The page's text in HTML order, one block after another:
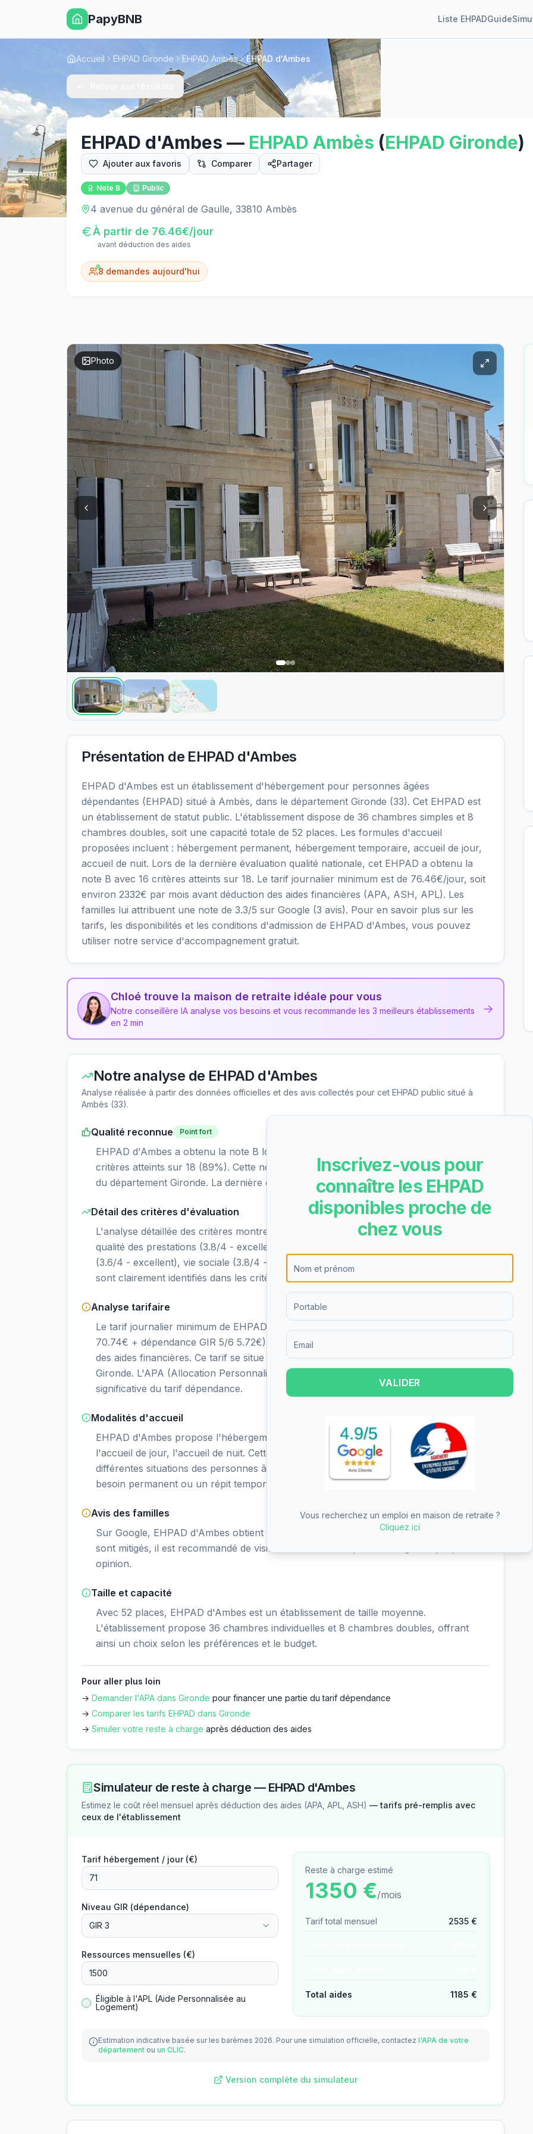
PapyBNB Liste EHPADGuide
Accueil EHPAD Gironde EHPAD Ambès EHPAD d'Ambes
EHPAD d'Ambes — EHPAD Ambès (EHPAD Gironde)
Ajouter aux favoris Comparer Partager
Note B Public
4 avenue du général de Gaulle, 33810 Ambès
À partir de 76.46€/jour
avant déduction des aides
8 demandes aujourd'hui
Photo
Présentation de EHPAD d'Ambes
EHPAD d'Ambes est un établissement d'hébergement pour personnes âgées
dépendantes (EHPAD) situé à Ambès, dans le département Gironde (33). Cet EHPAD est
un établissement de statut public. L'établissement dispose de 36 chambres simples et 8
chambres doubles, soit une capacité totale de 52 places. Les formules d'accueil
proposées incluent : hébergement permanent, hébergement temporaire, accueil de jour,
accueil de nuit. Lors de la dernière évaluation qualité nationale, cet EHPAD a obtenu la
note B avec 16 critères atteints sur 18. Le tarif journalier minimum est de 76.46€/jour, soit
environ 2332€ par mois avant déduction des aides financières (APA, ASH, APL). Les
familles lui attribuent une note de 3.3/5 sur Google (3 avis). Pour en savoir plus sur les
tarifs, les disponibilités et les conditions d'admission de EHPAD d'Ambes, vous pouvez
utiliser notre service d'accompagnement gratuit.
Chloé trouve la maison de retraite idéale pour vous
Notre conseillère IA analyse vos besoins et vous recommande les 3 meilleurs établissements
en 2 min
→
Notre analyse de EHPAD d'Ambes
Analyse réalisée à partir des données officielles et des avis collectés pour cet EHPAD public situé à
Ambès (33).
Qualité reconnue Point fort
EHPAD d'Ambes a obtenu la note B lors de l'évaluation nationale de qualité, avec 16
critères atteints sur 18 (89%). Cette note place l'établissement parmi les bons EHPAD
du département Gironde. La dernière évaluation date du 11/06/2025.
Détail des critères d'évaluation
L'analyse détaillée des critères montre les résultats suivants pour EHPAD d'Ambes :
qualité des prestations (3.8/4 - excellent), nutrition (3.7/4 - excellent), cadre de vie
(3.6/4 - excellent), vie sociale (3.8/4 - excellent). Les points forts de l'établissement
sont clairement identifiés dans les critères les mieux notés.
Analyse tarifaire
Le tarif journalier minimum de EHPAD d'Ambes est de 76.46€/jour (hébergement
70.74€ + dépendance GIR 5/6 5.72€), soit environ 2332€ par mois avant déduction
des aides financières. Ce tarif se situe dans la moyenne des EHPAD du département
Gironde. L'APA (Allocation Personnalisée d'Autonomie) peut couvrir une partie
significative du tarif dépendance.
Modalités d'accueil
EHPAD d'Ambes propose l'hébergement permanent, l'hébergement temporaire,
l'accueil de jour, l'accueil de nuit. Cette diversité d'offres permet de s'adapter aux
différentes situations des personnes âgées et de leurs familles, que ce soit pour un
besoin permanent ou un répit temporaire.
Avis des familles
Sur Google, EHPAD d'Ambes obtient une note de 3.3/5 basée sur 3 avis. Les retours
sont mitigés, il est recommandé de visiter l'établissement pour se forger sa propre
opinion.
Taille et capacité
Avec 52 places, EHPAD d'Ambes est un établissement de taille moyenne.
L'établissement propose 36 chambres individuelles et 8 chambres doubles, offrant
ainsi un choix selon les préférences et le budget.
Pour aller plus loin
→ Demander l'APA dans Gironde pour financer une partie du tarif dépendance
→ Comparer les tarifs EHPAD dans Gironde
→ Simuler votre reste à charge après déduction des aides
Simulateur de reste à charge — EHPAD d'Ambes
Estimez le coût réel mensuel après déduction des aides (APA, APL, ASH) — tarifs pré-remplis avec
ceux de l'établissement
Tarif hébergement / jour (€)
Niveau GIR (dépendance)
GIR 3
Ressources mensuelles (€)
Éligible à l'APL (Aide Personnalisée au
Logement)
Reste à charge estimé
1350 €/mois
Tarif total mensuel 2535 €
Total aides 1185 €
Estimation indicative basée sur les barèmes 2026. Pour une simulation officielle, contactez l'APA de votre
département ou un CLIC.
Version complète du simulateur
Inscrivez-vous pour
connaître les EHPAD
disponibles proche de
chez vous
VALIDER
Vous recherchez un emploi en maison de retraite ?
Cliquez ici